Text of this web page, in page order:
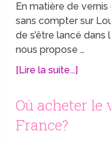
En matière de
sans compter sur
de s’être lancé
nous propose …
[Lire la suite...]
Où acheter le
France?